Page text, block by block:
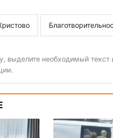
выделите необходимый текст